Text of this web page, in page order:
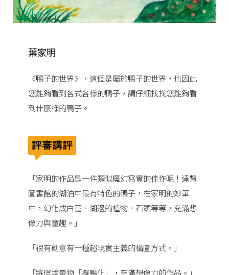
葉家明
《鴨子的世界》，這個是屬於鴨子的世界，也因此
您能夠看到各式各樣的鴨子，請仔細找找您能夠看
到什麼樣的鴨子。
「家明的作品是一件類似魔幻寫實的佳作呢！達賢
圖書館的湖泊中最有特色的鴨子，在家明的妙筆
中，幻化成白雲、湖邊的植物、石頭等等，充滿想
像力與童趣。」
「很有創意有一種超現實主義的構圖方式。」
「將環境景物「擬鴨化」，充滿想像力的作品。」